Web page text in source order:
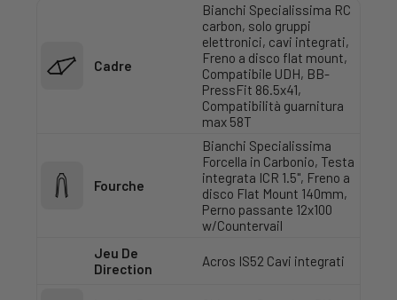
Cadre
Bianchi Specialissima RC
carbon, solo gruppi
elettronici, cavi integrati,
Freno a disco flat mount,
Compatibile UDH, BB-
PressFit 86.5x41,
Compatibilità guarnitura
max 58T
Fourche
Bianchi Specialissima
Forcella in Carbonio, Testa
integrata ICR 1.5", Freno a
disco Flat Mount 140mm,
Perno passante 12x100
w/Countervail
Jeu De
Direction
Acros IS52 Cavi integrati